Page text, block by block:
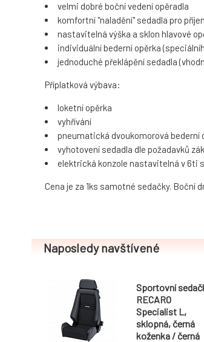
velmi dobré boční vedení opěradla
komfortní "naladění" sedadla pro
nastavitelná výška a sklon hlavové
individuální bederní opěrka
jednoduché překlápění sedadla
Příplatková výbava:
loketní opěrka
vyhřívání
pneumatická dvoukomorová bederní
vyhotovení sedadla dle požadavků
elektrická konzole nastavitelná v 6ti
Cena je za 1ks samotné sedačky. Boční
Naposledy navštívené
Sportovní
RECARO
Specialist L,
sklopná, černá
koženka / černá